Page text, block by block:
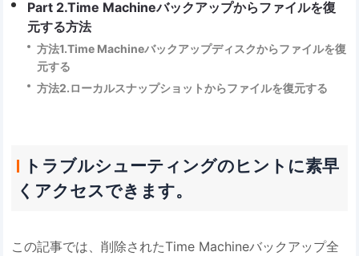
Part 2.Time Machineバックアップからファイルを復
元する方法
方法1.Time Machineバックアップディスクからファイルを復
元する
方法2.ローカルスナップショットからファイルを復元する
トラブルシューティングのヒントに素早
くアクセスできます。
この記事では、削除されたTime Machineバックアップ全